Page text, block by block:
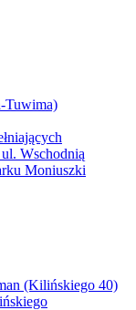
Tuwima)
Wschodnią
Moniuszki
(Kilińskiego 40)